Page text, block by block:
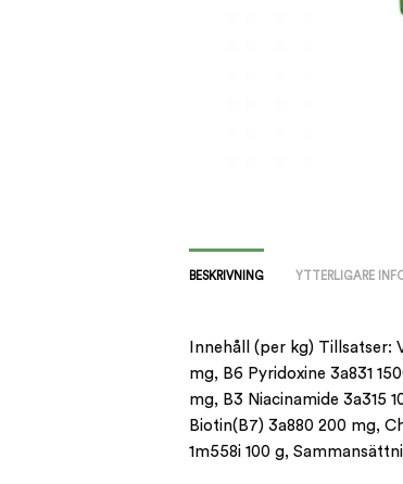
BESKRIVNING YTTERLIGARE
Innehåll (per kg) Tillsatser:
mg, B6 Pyridoxine 3a831
mg, B3 Niacinamide 3a315
Biotin(B7) 3a880 200 mg,
1m558i 100 g,